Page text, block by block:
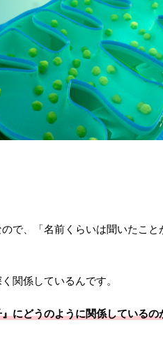
で、「名前くらいは聞いたこ
関係しているんです。
にどうのように関係しているの